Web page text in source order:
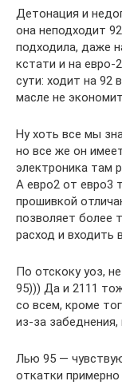
Детонация и
она неподходит
подходила, даже
кстати и на евро-
сути: ходит на 92
масле не
Ну хоть все мы
но все же он
электроника там
А евро2 от евро3
прошивкой
позволяет более
расход и входить
По отскоку уоз,
95))) Да и 2111
со всем, кроме
из-за забеднения,
Лью 95 —
откатки